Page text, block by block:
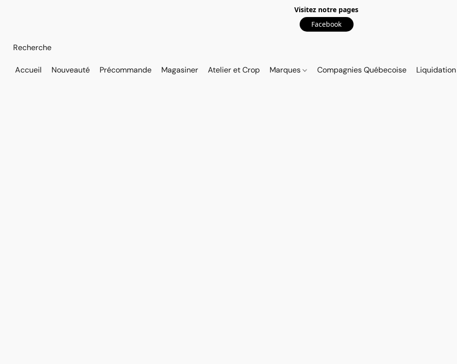
Visitez notre pages
Facebook
Accueil Nouveauté Précommande Magasiner Atelier et Crop Marques Compagnies Québecoise Liquidation